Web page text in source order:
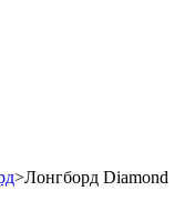
>Лонгборд Diamond